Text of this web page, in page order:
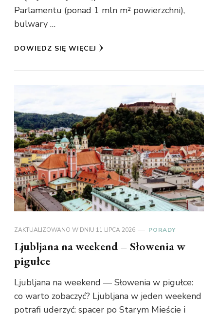
Parlamentu (ponad 1 mln m² powierzchni),
bulwary …
DOWIEDZ SIĘ WIĘCEJ
ZAKTUALIZOWANO W DNIU 11 LIPCA 2026 PORADY
Ljubljana na weekend – Słowenia w
pigułce
Ljubljana na weekend — Słowenia w pigułce:
co warto zobaczyć? Ljubljana w jeden weekend
potrafi uderzyć: spacer po Starym Mieście i